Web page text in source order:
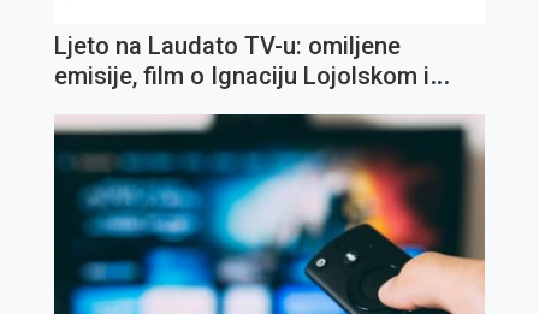
Ljeto na Laudato TV-u: omiljene
emisije, film o Ignaciju Lojolskom i